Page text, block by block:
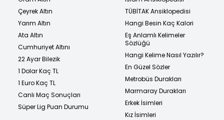
Çeyrek Altın
Yarım Altın
Ata Altın
Cumhuriyet Altını
22 Ayar Bilezik
1 Dolar Kaç TL
1 Euro Kaç TL
Canlı Maç Sonuçları
Süper Lig Puan Durumu
TÜBİTAK Ansiklopedisi
Hangi Besin Kaç Kalori
Eş Anlamlı Kelimeler
Sözlüğü
Hangi Kelime Nasıl Yazılır?
En Güzel Sözler
Metrobüs Durakları
Marmaray Durakları
Erkek İsimleri
Kız İsimleri